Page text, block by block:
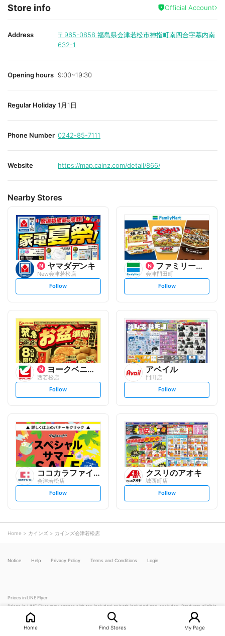
i
t
a
i
t
Store info Official Account
Address 〒965-0858 福島県会津若松市神指町南四合字幕内南
632-1
Opening hours 9:00~19:30
Regular Holiday 1月1日
Phone Number 0242-85-7111
Website https://map.cainz.com/detail/866/
Nearby Stores
ヤマダデンキ
New会津若松店
s
t
l
o
w
Follow
ファミリーマート
会津門田町
s
t
l
o
w
Follow
ヨークベニマル
西若松店
s
t
l
o
w
Follow
アベイル
門田店
s
t
l
o
w
Follow
ココカラファイン
会津若松店
s
t
o
w
Follow
クスリのアオキ
城西町店
s
t
Follow
Home カインズ カインズ会津若松店
Notice Help Privacy Policy Terms and Conditions Login
Prices in LINE Flyer
Prices in LINE Flyer may appear with tax included or both included and excluded. Products eligible
for reduced tax (8%) will have an asterisk (＊) next to their price. Some products have prices that in
clude trailing digits below ¥1. These prices may be truncated in LINE Flyer but could still affect you
r total if you purchase multiple items. Please check with the store in question for more detailed pric
Home Find Stores My Page